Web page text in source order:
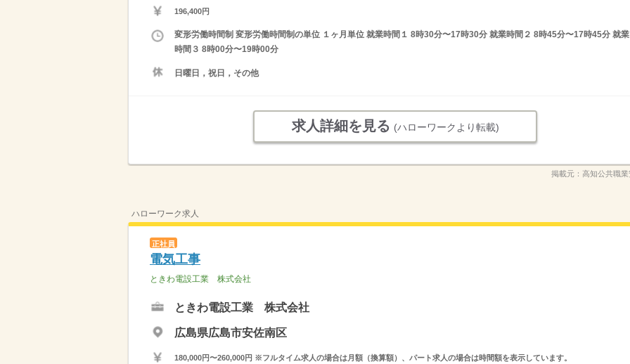
196,400円
変形労働時間制 変形労働時間制の単位 １ヶ月単位 就業時間１ 8時30分〜17時30分 就業時間２ 8時45分〜17時45分 就業
時間３ 8時00分〜19時00分
日曜日，祝日，その他
求人詳細を見る (ハローワークより転載)
掲載元： 高知公共職
ハローワーク求人
正社員
電気工事
ときわ電設工業 株式会社
ときわ電設工業 株式会社
広島県広島市安佐南区
180,000円〜260,000円 ※フルタイム求人の場合は月額（換算額）、パート求人の場合は時間額を表示しています。